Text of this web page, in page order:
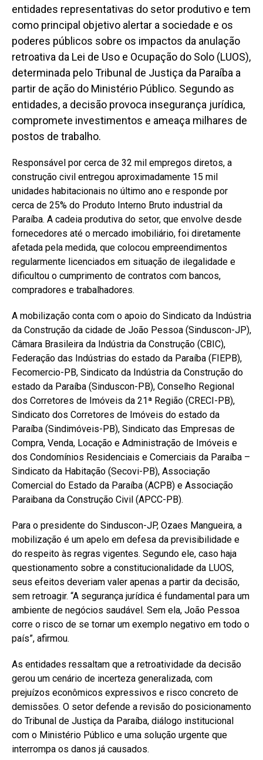
entidades representativas do setor produtivo e tem
como principal objetivo alertar a sociedade e os
poderes públicos sobre os impactos da anulação
retroativa da Lei de Uso e Ocupação do Solo (LUOS),
determinada pelo Tribunal de Justiça da Paraíba a
partir de ação do Ministério Público. Segundo as
entidades, a decisão provoca insegurança jurídica,
compromete investimentos e ameaça milhares de
postos de trabalho.
Responsável por cerca de 32 mil empregos diretos, a
construção civil entregou aproximadamente 15 mil
unidades habitacionais no último ano e responde por
cerca de 25% do Produto Interno Bruto industrial da
Paraíba. A cadeia produtiva do setor, que envolve desde
fornecedores até o mercado imobiliário, foi diretamente
afetada pela medida, que colocou empreendimentos
regularmente licenciados em situação de ilegalidade e
dificultou o cumprimento de contratos com bancos,
compradores e trabalhadores.
A mobilização conta com o apoio do Sindicato da Indústria
da Construção da cidade de João Pessoa (Sinduscon-JP),
Câmara Brasileira da Indústria da Construção (CBIC),
Federação das Indústrias do estado da Paraíba (FIEPB),
Fecomercio-PB, Sindicato da Indústria da Construção do
estado da Paraíba (Sinduscon-PB), Conselho Regional
dos Corretores de Imóveis da 21ª Região (CRECI-PB),
Sindicato dos Corretores de Imóveis do estado da
Paraíba (Sindimóveis-PB), Sindicato das Empresas de
Compra, Venda, Locação e Administração de Imóveis e
dos Condomínios Residenciais e Comerciais da Paraíba –
Sindicato da Habitação (Secovi-PB), Associação
Comercial do Estado da Paraíba (ACPB) e Associação
Paraibana da Construção Civil (APCC-PB).
Para o presidente do Sinduscon-JP, Ozaes Mangueira, a
mobilização é um apelo em defesa da previsibilidade e
do respeito às regras vigentes. Segundo ele, caso haja
questionamento sobre a constitucionalidade da LUOS,
seus efeitos deveriam valer apenas a partir da decisão,
sem retroagir. “A segurança jurídica é fundamental para um
ambiente de negócios saudável. Sem ela, João Pessoa
corre o risco de se tornar um exemplo negativo em todo o
país”, afirmou.
As entidades ressaltam que a retroatividade da decisão
gerou um cenário de incerteza generalizada, com
prejuízos econômicos expressivos e risco concreto de
demissões. O setor defende a revisão do posicionamento
do Tribunal de Justiça da Paraíba, diálogo institucional
com o Ministério Público e uma solução urgente que
interrompa os danos já causados.